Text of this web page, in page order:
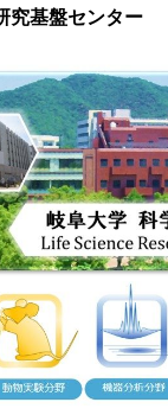
究基盤センター